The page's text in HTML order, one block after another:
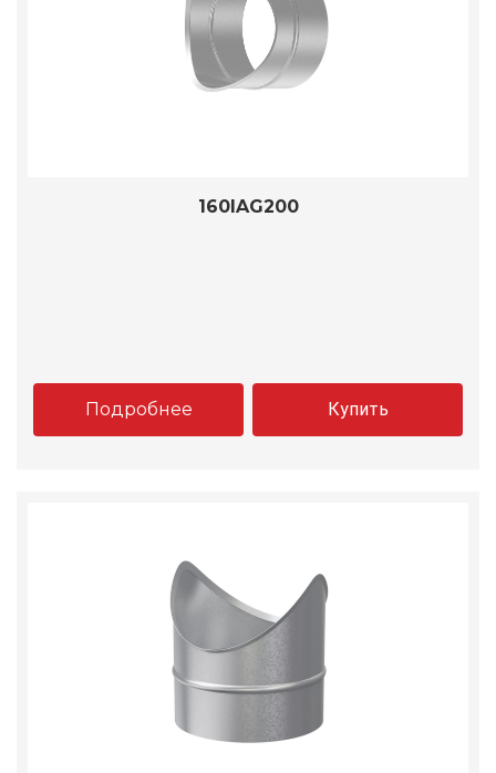
160IAG200
Подробнее Купить